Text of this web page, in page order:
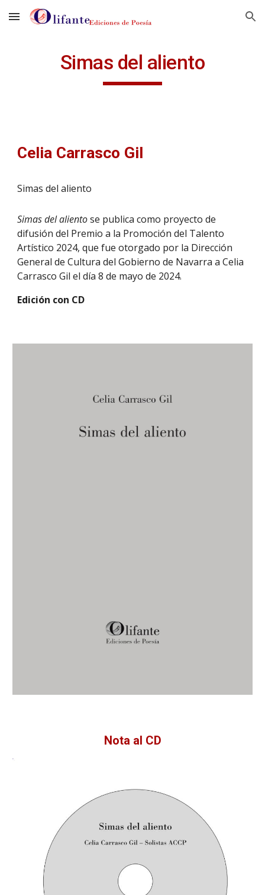
Skip to main content Skip to navigation
Simas del aliento
Celia Carrasco Gil
Simas del aliento
Simas del alientose publica como proyecto de
difusión del Premio a la Promoción del Talento
Artístico 2024, que fue otorgado por la Dirección
General de Cultura del Gobierno de Navarra a Celia
Carrasco Gil el día 8 de mayo de 2024.
Edición con CD
Nota al CD